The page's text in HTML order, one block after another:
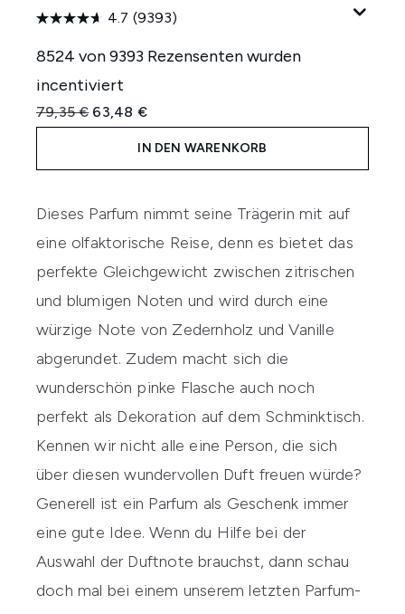
4.7 (9393)
8524 von 9393 Rezensenten wurden
incentiviert
Unverbindliche Preisempfehlung:
79,35 € Aktueller Preis:
63,48 €
IN DEN WARENKORB
Dieses Parfum nimmt seine Trägerin mit auf
eine olfaktorische Reise, denn es bietet das
perfekte Gleichgewicht zwischen zitrischen
und blumigen Noten und wird durch eine
würzige Note von Zedernholz und Vanille
abgerundet. Zudem macht sich die
wunderschön pinke Flasche auch noch
perfekt als Dekoration auf dem Schminktisch.
Kennen wir nicht alle eine Person, die sich
über diesen wundervollen Duft freuen würde?
Generell ist ein Parfum als Geschenk immer
eine gute Idee. Wenn du Hilfe bei der
Auswahl der Duftnote brauchst, dann schau
doch mal bei einem unserem letzten Parfum-